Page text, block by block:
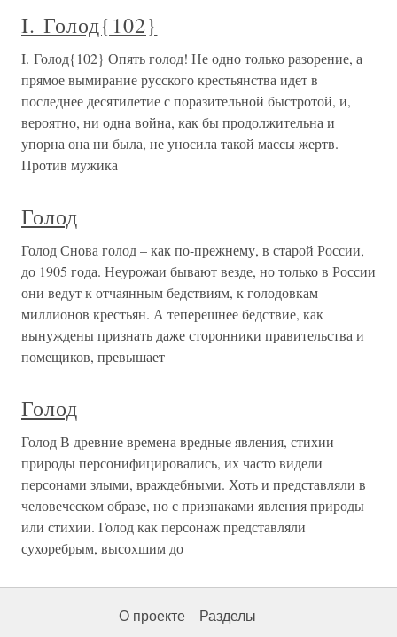
I. Голод{102}
I. Голод{102} Опять голод! Не одно только разорение, а
прямое вымирание русского крестьянства идет в
последнее десятилетие с поразительной быстротой, и,
вероятно, ни одна война, как бы продолжительна и
упорна она ни была, не уносила такой массы жертв.
Против мужика
Голод
Голод Снова голод – как по-прежнему, в старой России,
до 1905 года. Неурожаи бывают везде, но только в России
они ведут к отчаянным бедствиям, к голодовкам
миллионов крестьян. А теперешнее бедствие, как
вынуждены признать даже сторонники правительства и
помещиков, превышает
Голод
Голод В древние времена вредные явления, стихии
природы персонифицировались, их часто видели
персонами злыми, враждебными. Хоть и представляли в
человеческом образе, но с признаками явления природы
или стихии. Голод как персонаж представляли
сухоребрым, высохшим до
О проекте Разделы